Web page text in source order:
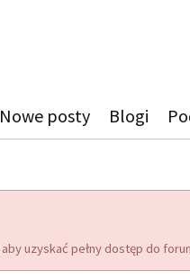
Nowe posty Blogi
aby uzyskać pełny dostęp do